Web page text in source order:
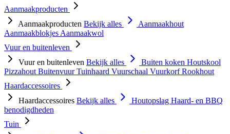
Aanmaakproducten
Aanmaakproducten Bekijk alles
Aanmaakhout
Aanmaakblokjes Aanmaakwol
Vuur en buitenleven
Vuur en buitenleven Bekijk alles Buiten koken Houtskool
Pizzahout BuitenvuurTuinhaard Vuurschaal VuurkorfRookhout
Haardaccessoires
Haardaccessoires Bekijk alles Houtopslag Haard- en BBQ
benodigdheden
Tuin